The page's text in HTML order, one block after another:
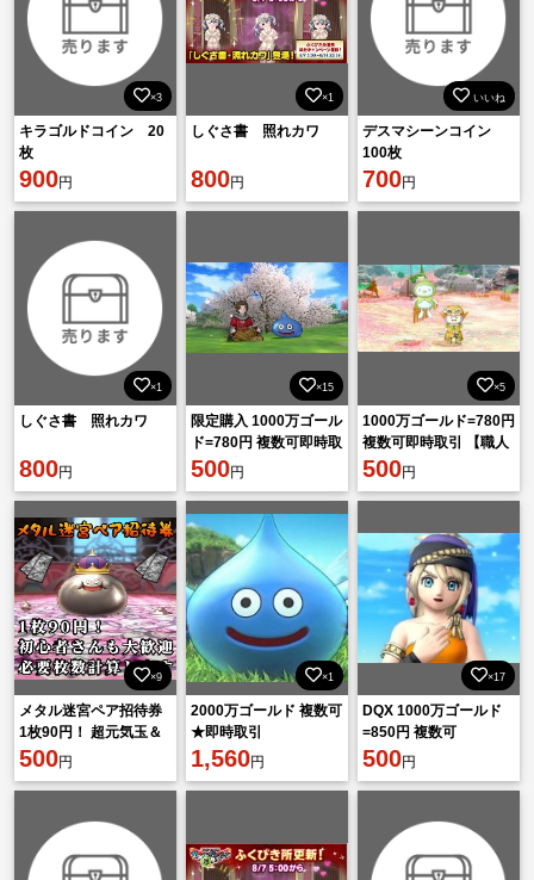
×3
キラゴルドコイン 20
枚
900円
×1
しぐさ書 照れカワ
800円
いいね
デスマシーンコイン
100枚
700円
×1
しぐさ書 照れカワ
800円
×15
限定購入 1000万ゴール
ド=780円 複数可即時取
引
500円
×5
1000万ゴールド=780円
複数可即時取引 【職人
生産 安全性重視】
500円
×9
メタル迷宮ペア招待券
1枚90円！ 超元気玉＆
香水付き！ 初心者さん
500円
×1
2000万ゴールド 複数可
★即時取引
1,560円
×17
DQX 1000万ゴールド
=850円 複数可
500円